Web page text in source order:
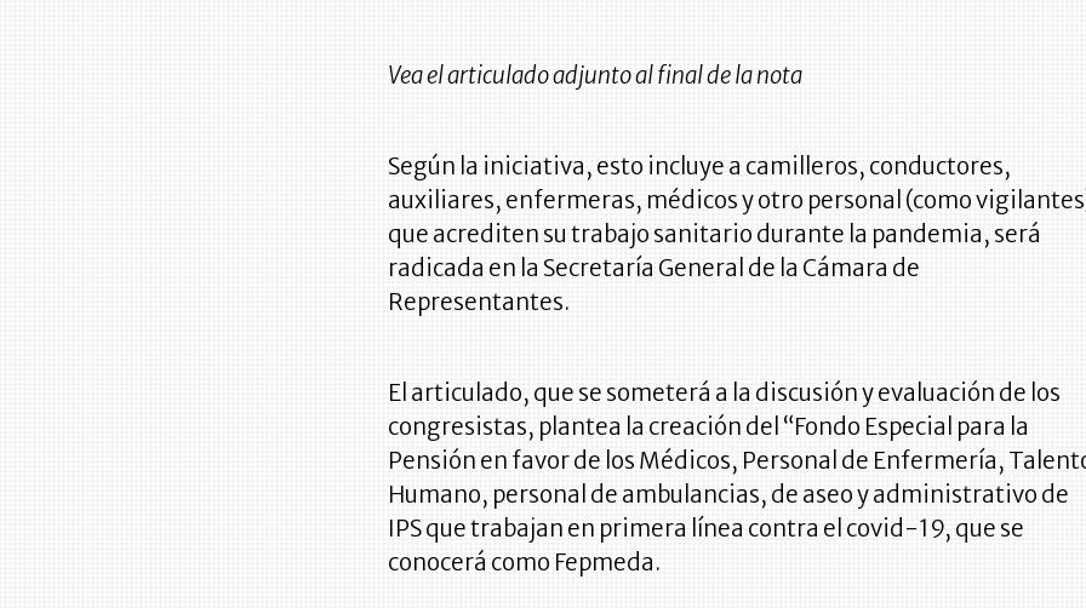
Vea el articulado adjunto al final de la nota
Según la iniciativa, esto incluye a camilleros, conductores,
auxiliares, enfermeras, médicos y otro personal (como
que acrediten su trabajo sanitario durante la pandemia, será
radicada en la Secretaría General de la Cámara de
Representantes.
El articulado, que se someterá a la discusión y evaluación de los
congresistas, plantea la creación del “Fondo Especial para la
Pensión en favor de los Médicos, Personal de Enfermería,
Humano, personal de ambulancias, de aseo y administrativo de
IPS que trabajan en primera línea contra el covid-19, que se
conocerá como Fepmeda.